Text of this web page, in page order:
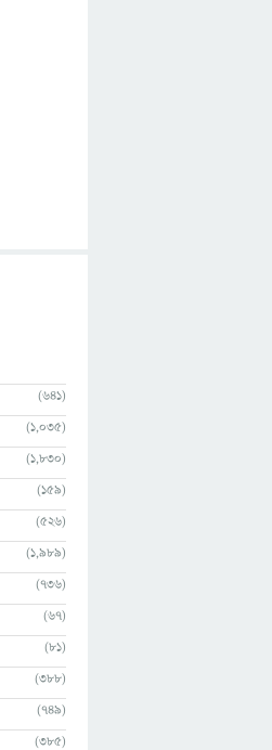
(641)
(1,035)
(1,830)
(159)
(526)
(1,989)
(736)
(67)
(81)
(388)
(749)
(385)